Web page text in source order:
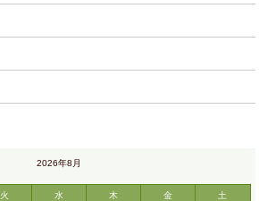
2026年8月
火 水 木 金 土